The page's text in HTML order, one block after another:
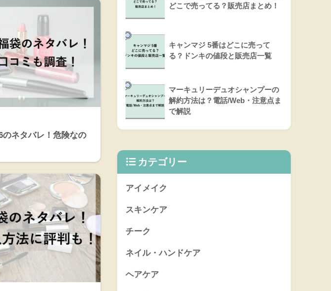
ネタバレ！危険なの
どこで売ってる？販売店まとめ！
キャンマジ 5番はどこに売って
る？ドンキの値段と販売店一覧
マーキュリーデュオシャンプーの
解約方法は？電話/Web・注意点ま
で解説
カテゴリー
アイメイク
スキンケア
チーク
ネイル・ハンドケア
ヘアケア